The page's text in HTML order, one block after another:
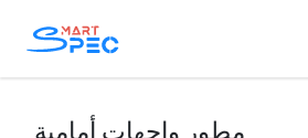
مطور واجهات أمامية